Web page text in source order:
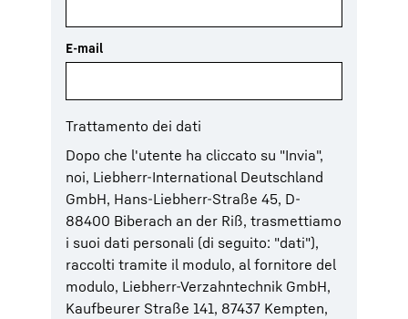
E-mail
Trattamento dei dati
Dopo che l'utente ha cliccato su "Invia",
noi, Liebherr-International Deutschland
GmbH, Hans-Liebherr-Straße 45, D-
88400 Biberach an der Riß, trasmettiamo
i suoi dati personali (di seguito: "dati"),
raccolti tramite il modulo, al fornitore del
modulo, Liebherr-Verzahntechnik GmbH,
Kaufbeurer Straße 141, 87437 Kempten,